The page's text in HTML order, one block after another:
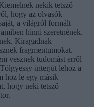
nekik tetsző
hogy az olvasók
a világról formált
hinni szeretnének.
Kiragadnak
fragmentumokat.
vesznek tudomást erről
interjút lehoz a
hoz le egy másik
hogy neki tetsző